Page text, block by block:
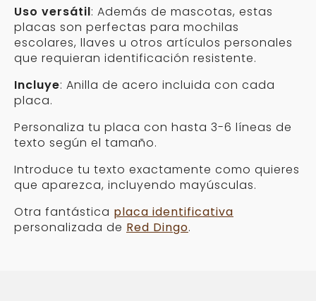
Uso versátil: Además de mascotas, estas
placas son perfectas para mochilas
escolares, llaves u otros artículos personales
que requieran identificación resistente.
Incluye: Anilla de acero incluida con cada
placa.
Personaliza tu placa con hasta 3-6 líneas de
texto según el tamaño.
Introduce tu texto exactamente como quieres
que aparezca, incluyendo mayúsculas.
Otra fantástica placa identificativa
personalizada de Red Dingo.